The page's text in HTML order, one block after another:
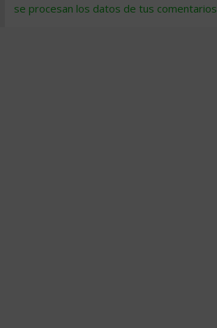
se procesan los datos de tus comentarios